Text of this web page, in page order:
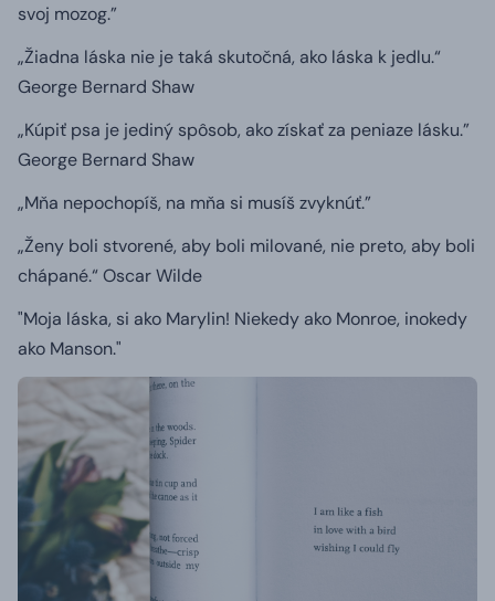
svoj mozog.”
„Žiadna láska nie je taká skutočná, ako láska k jedlu.“
George Bernard Shaw
„Kúpiť psa je jediný spôsob, ako získať za peniaze lásku.”
George Bernard Shaw
„Mňa nepochopíš, na mňa si musíš zvyknúť.”
„Ženy boli stvorené, aby boli milované, nie preto, aby boli
chápané.“Oscar Wilde
"Moja láska, si ako Marylin! Niekedy ako Monroe, inokedy
ako Manson."